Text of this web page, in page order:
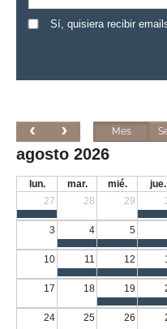
Sí, quisiera recibir
Mes
agosto 2026
lun. mar. mié. jue.
27
28 29
3 4 5
10 11 12
17 18 19
24 25 26